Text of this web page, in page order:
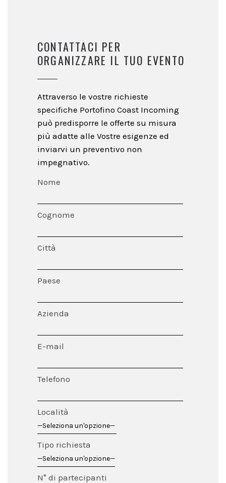
CONTATTACI PER
ORGANIZZARE IL TUO EVENTO
Attraverso le vostre richieste
specifiche Portofino Coast Incoming
può predisporre le offerte su misura
più adatte alle Vostre esigenze ed
inviarvi un preventivo non
impegnativo.
Nome
Cognome
Città
Paese
Azienda
E-mail
Telefono
Località
Tipo richiesta
N° di partecipanti